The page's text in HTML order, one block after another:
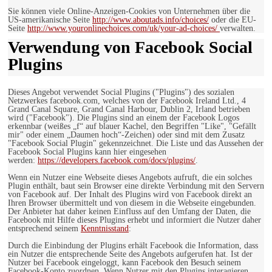
Sie können viele Online-Anzeigen-Cookies von Unternehmen über die
US-amerikanische Seite http://www.aboutads.info/choices/ oder die EU-
Seite http://www.youronlinechoices.com/uk/your-ad-choices/ verwalten.
Verwendung von Facebook Social
Plugins
Dieses Angebot verwendet Social Plugins ("Plugins") des sozialen
Netzwerkes facebook.com, welches von der Facebook Ireland Ltd., 4
Grand Canal Square, Grand Canal Harbour, Dublin 2, Irland betrieben
wird ("Facebook"). Die Plugins sind an einem der Facebook Logos
erkennbar (weißes „f“ auf blauer Kachel, den Begriffen "Like", "Gefällt
mir" oder einem „Daumen hoch“-Zeichen) oder sind mit dem Zusatz
"Facebook Social Plugin" gekennzeichnet. Die Liste und das Aussehen der
Facebook Social Plugins kann hier eingesehen
werden: https://developers.facebook.com/docs/plugins/.
Wenn ein Nutzer eine Webseite dieses Angebots aufruft, die ein solches
Plugin enthält, baut sein Browser eine direkte Verbindung mit den Servern
von Facebook auf. Der Inhalt des Plugins wird von Facebook direkt an
Ihren Browser übermittelt und von diesem in die Webseite eingebunden.
Der Anbieter hat daher keinen Einfluss auf den Umfang der Daten, die
Facebook mit Hilfe dieses Plugins erhebt und informiert die Nutzer daher
entsprechend seinem Kenntnisstand:
Durch die Einbindung der Plugins erhält Facebook die Information, dass
ein Nutzer die entsprechende Seite des Angebots aufgerufen hat. Ist der
Nutzer bei Facebook eingeloggt, kann Facebook den Besuch seinem